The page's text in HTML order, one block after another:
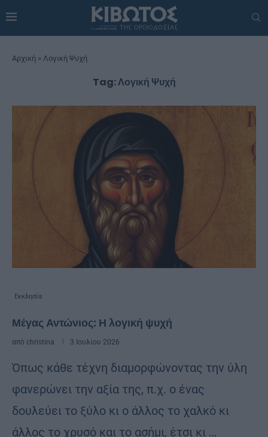
Αρχική » Λογική Ψυχή
Tag:Λογική Ψυχή
Εκκλησία
Μέγας Αντώνιος: Η λογική ψυχή
από christina 3 Ιουλίου 2026
Όπως κάθε τέχνη διαμορφώνοντας την ύλη
φανερώνει την αξία της, π.χ. ο ένας
δουλεύει το ξύλο κι ο άλλος το χαλκό κι
άλλος το χρυσό και το ασήμι, έτσι κι …